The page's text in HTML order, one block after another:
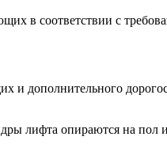
в соответствии с
и дополнительного
лифта опираются на пол